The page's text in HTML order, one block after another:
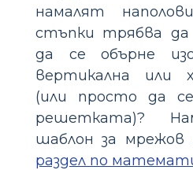
намалят
стъпки трябва да
да се обърне
вертикална или
(или просто да
решетката)?
шаблон за
раздел по